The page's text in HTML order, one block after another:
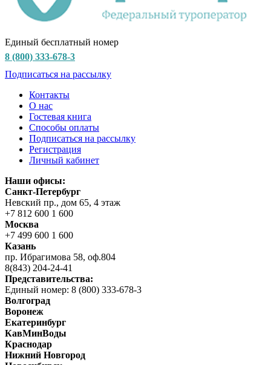
Единый бесплатный номер
8 (800) 333-678-3
Подписаться на рассылку
Контакты
О нас
Гостевая книга
Способы оплаты
Подписаться на рассылку
Регистрация
Личный кабинет
Наши офисы:
Санкт-Петербург
Невский пр., дом 65, 4 этаж
+7 812 600 1 600
Москва
+7 499 600 1 600
Казань
пр. Ибрагимова 58, оф.804
8(843) 204-24-41
Представительства:
Единый номер: 8 (800) 333-678-3
Волгоград
Воронеж
Екатеринбург
КавМинВоды
Краснодар
Нижний Новгород